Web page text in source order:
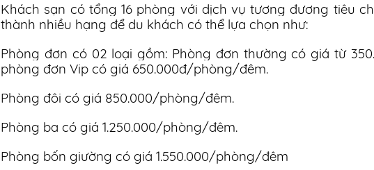
Khách sạn có tổng 16 phòng với dịch vụ tương đương tiêu
thành nhiều hạng để du khách có thể lựa chọn như:
Phòng đơn có 02 loại gồm: Phòng đơn thường có giá từ
phòng đơn Vip có giá 650.000đ/phòng/đêm.
Phòng đôi có giá 850.000/phòng/đêm.
Phòng ba có giá 1.250.000/phòng/đêm.
Phòng bốn giường có giá 1.550.000/phòng/đêm